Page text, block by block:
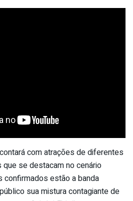
com atrações de diferentes
se destacam no cenário
confirmados estão a banda
sua mistura contagiante de